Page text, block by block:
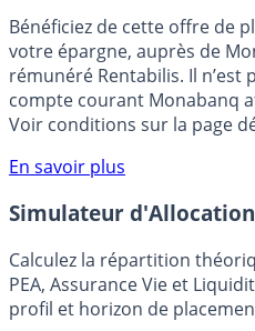
🎁 Bon plan épargne :
Bénéficiez de cette offre de
votre épargne, auprès de
rémunéré Rentabilis. Il n’est
compte courant Monabanq
Voir conditions sur la page
En savoir plus
Simulateur d'Allocation
Calculez la répartition